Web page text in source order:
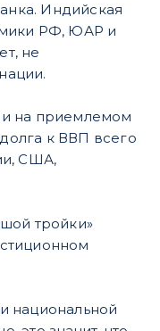
Индийская
РФ, ЮАР и
не
на приемлемом
к ВВП всего
США,
тройки»
национальной